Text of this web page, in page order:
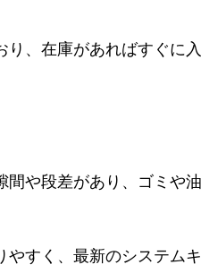
り、在庫があればすぐに
間や段差があり、ゴミや
やすく、最新のシステム